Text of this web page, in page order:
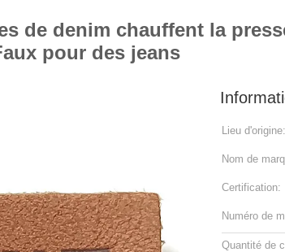
de denim chauffent la
pour des jeans
Lieu d'origine:
Nom de
Certification:
Numéro de
Quantité de